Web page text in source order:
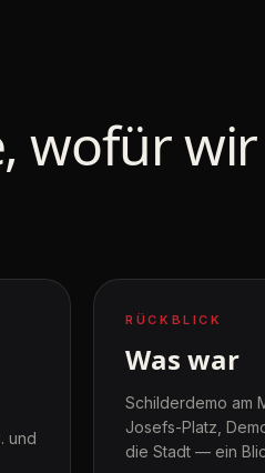
wofür wir
und
RÜCKBLICK
Was war
Schilderdemo am
Josefs-Platz,
die Stadt — ein